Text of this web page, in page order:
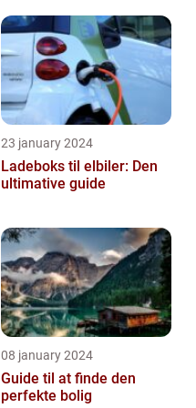
23 january 2024
Ladeboks til elbiler: Den
ultimative guide
08 january 2024
Guide til at finde den
perfekte bolig